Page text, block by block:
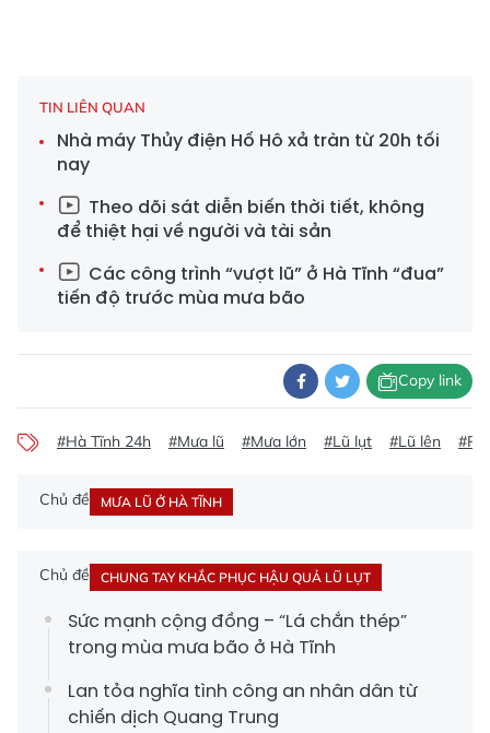
TIN LIÊN QUAN
Nhà máy Thủy điện Hố Hô xả tràn từ 20h tối
nay
Theo dõi sát diễn biến thời tiết, không
để thiệt hại về người và tài sản
Các công trình “vượt lũ” ở Hà Tĩnh “đua”
tiến độ trước mùa mưa bão
Copy link
#Hà Tĩnh 24h #Mưa lũ #Mưa lớn #Lũ lụt #Lũ lên
Chủ đề MƯA LŨ Ở HÀ TĨNH
Chủ đề CHUNG TAY KHẮC PHỤC HẬU QUẢ LŨ LỤT
Sức mạnh cộng đồng – “Lá chắn thép”
trong mùa mưa bão ở Hà Tĩnh
Lan tỏa nghĩa tình công an nhân dân từ
chiến dịch Quang Trung